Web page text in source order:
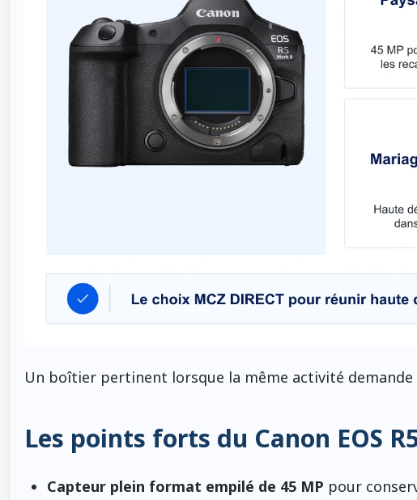
Un boîtier pertinent lorsque la même activité
Les points forts du Canon EOS
Capteur plein format empilé de 45 MP pour